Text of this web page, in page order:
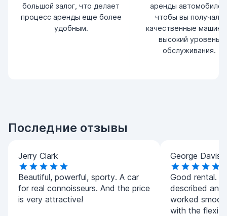
большой залог, что делает
процесс аренды еще более
удобным.
аренды
чтобы вы получали
качественные
высокий уровень
обслуживания.
Последние отзывы
Jerry Clark
Beautiful, powerful, sporty. A car
for real connoisseurs. And the price
is very attractive!
George Davis
Good rental.
described and
worked
with the